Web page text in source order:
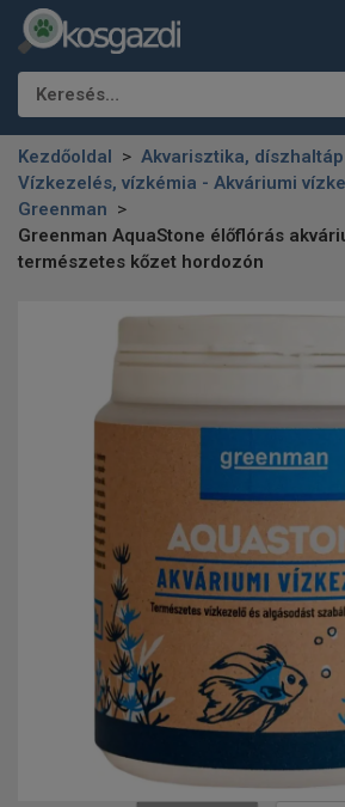
Keresés…
Kezdőoldal
Akvarisztika, díszhaltáp
Vízkezelés, vízkémia - Akváriumi
Greenman
Greenman AquaStone élőflórás
természetes kőzet hordozón